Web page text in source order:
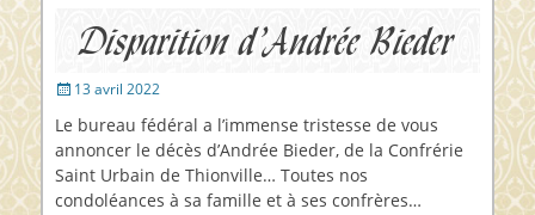
Disparition d’Andrée Bieder
Publié13 avril 2022
Le bureau fédéral a l’immense tristesse de vous
annoncer le décès d’Andrée Bieder, de la Confrérie
Saint Urbain de Thionville… Toutes nos
condoléances à sa famille et à ses confrères…